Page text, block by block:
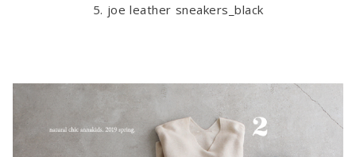
5. joe leather sneakers_black